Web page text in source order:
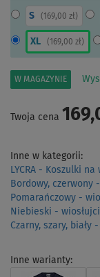
S ( 169,00 zł)
XL ( 169,00 zł)
W MAGAZYNIE
Twoja cena
Inne w kategorii:
LYCRA - Koszulki na
Bordowy, czerwony
Pomarańczowy -
Niebieski -
Czarny, szary,
Inne warianty: